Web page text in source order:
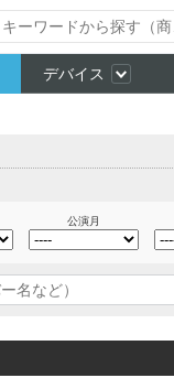
デバイス
公演月